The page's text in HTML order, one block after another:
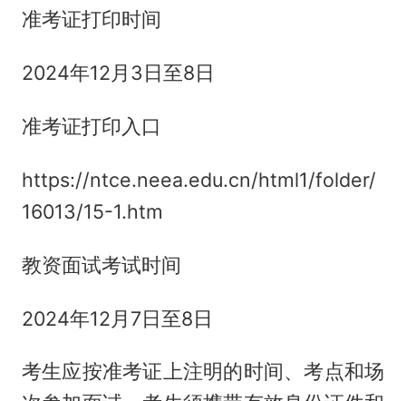
准考证打印时间
2024年12月3日至8日
准考证打印入口
https://ntce.neea.edu.cn/html1/folder/
16013/15-1.htm
教资面试考试时间
2024年12月7日至8日
考生应按准考证上注明的时间、考点和场